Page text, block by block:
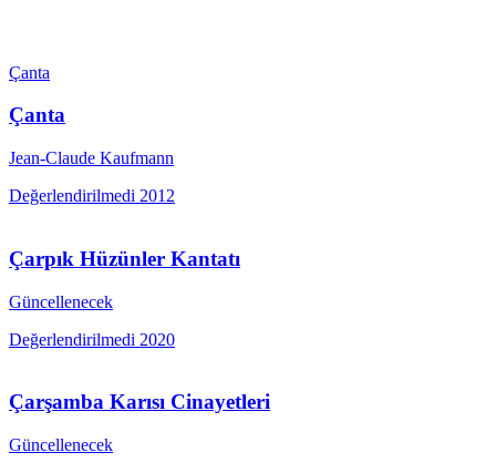
Çanta
Çanta
Jean-Claude Kaufmann
Değerlendirilmedi 2012
Çarpık Hüzünler Kantatı
Güncellenecek
Değerlendirilmedi 2020
Çarşamba Karısı Cinayetleri
Güncellenecek